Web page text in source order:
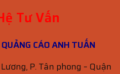
Tư Vấn
CÁO ANH TUẤN
P. Tân phong – Quận